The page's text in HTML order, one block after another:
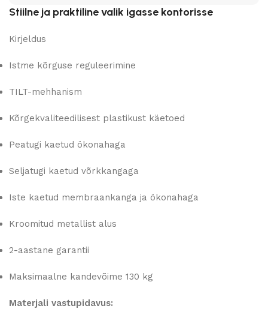
Stiilne ja praktiline valik igasse kontorisse
Kirjeldus
Istme kõrguse reguleerimine
TILT-mehhanism
Kõrgekvaliteedilisest plastikust käetoed
Peatugi kaetud ökonahaga
Seljatugi kaetud võrkkangaga
Iste kaetud membraankanga ja ökonahaga
Kroomitud metallist alus
2-aastane garantii
Maksimaalne kandevõime 130 kg
Materjali vastupidavus: